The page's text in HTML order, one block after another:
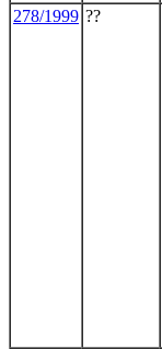
278/1999 ??